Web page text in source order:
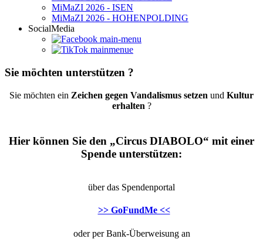
MiMaZI 2026 - ISEN
MiMaZI 2026 - HOHENPOLDING
SocialMedia
Sie möchten unterstützen ?
Sie möchten ein Zeichen gegen Vandalismus setzen und Kultur
erhalten ?
Hier können Sie den „Circus DIABOLO“ mit einer
Spende unterstützen:
über das Spendenportal
>> GoFundMe <<
oder per Bank-Überweisung an